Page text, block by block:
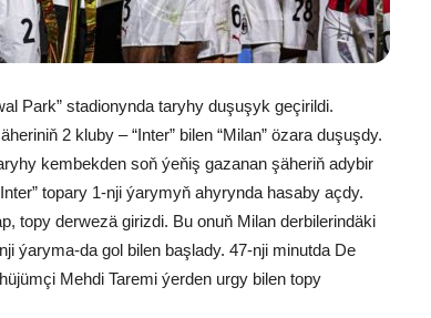
Park” stadionynda taryhy duşuşyk geçirildi.
2 kluby – “Inter” bilen “Milan” özara duşuşdy.
kembekden soň ýeňiş gazanan şäheriň adybir
topary 1-nji ýarymyň ahyrynda hasaby açdy.
topy derwezä girizdi. Bu onuň Milan derbilerindäki
ýaryma-da gol bilen başlady. 47-nji minutda De
Mehdi Taremi ýerden urgy bilen topy